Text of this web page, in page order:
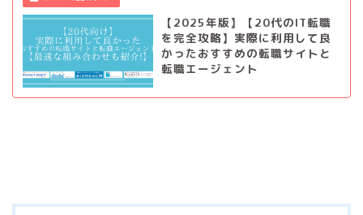
【2025年版】【20代のIT転職
を完全攻略】実際に利用して良
かったおすすめの転職サイトと
転職エージェント